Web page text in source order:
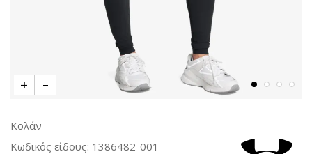
Κολάν
Κωδικός είδους: 1386482-001